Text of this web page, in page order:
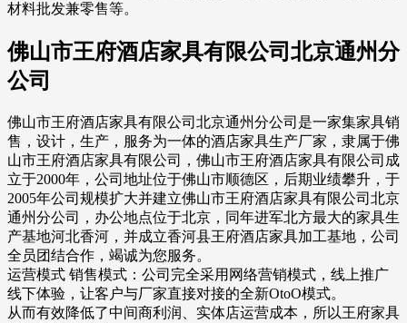
材料批发兼零售等。
佛山市王府酒店家具有限公司北京通州分
公司
佛山市王府酒店家具有限公司北京通州分公司是一家集家具销
售，设计，生产，服务为一体的酒店家具生产厂家，隶属于佛
山市王府酒店家具有限公司，佛山市王府酒店家具有限公司成
立于2000年，公司地址位于佛山市顺德区，后期业绩攀升，于
2005年公司规模扩大并建立佛山市王府酒店家具有限公司北京
通州分公司，办公地点位于北京，同年进军北方最大的家具生
产基地河北香河，并成立香河县王府酒店家具加工基地，公司
全员团结合作，竭诚为您服务。
运营模式 销售模式：公司完全采用网络营销模式，线上推广
线下体验，让客户与厂家直接对接的全新OtoO模式。
从而有效降低了中间商利润、实体店运营成本，所以王府家具